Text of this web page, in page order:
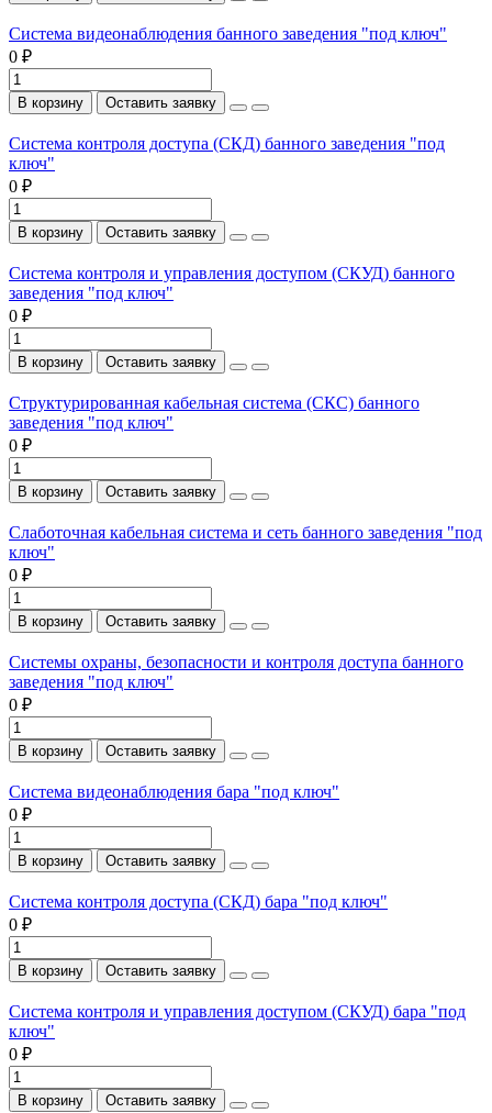
Система видеонаблюдения банного заведения "под ключ"
0 ₽
В корзину Оставить заявку
Система контроля доступа (СКД) банного заведения "под
ключ"
0 ₽
В корзину Оставить заявку
Система контроля и управления доступом (СКУД) банного
заведения "под ключ"
0 ₽
В корзину Оставить заявку
Структурированная кабельная система (СКС) банного
заведения "под ключ"
0 ₽
В корзину Оставить заявку
Слаботочная кабельная система и сеть банного заведения "под
ключ"
0 ₽
В корзину Оставить заявку
Системы охраны, безопасности и контроля доступа банного
заведения "под ключ"
0 ₽
В корзину Оставить заявку
Система видеонаблюдения бара "под ключ"
0 ₽
В корзину Оставить заявку
Система контроля доступа (СКД) бара "под ключ"
0 ₽
В корзину Оставить заявку
Система контроля и управления доступом (СКУД) бара "под
ключ"
0 ₽
В корзину Оставить заявку